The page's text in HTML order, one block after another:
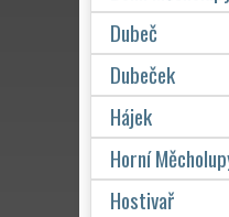
Dubeč
Dubeček
Hájek
Horní
Hostivař